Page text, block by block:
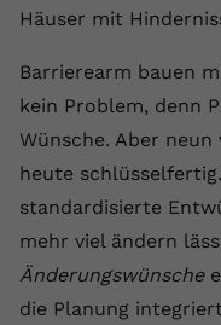
Häuser mit
Barrierearm bauen
kein Problem, denn
Wünsche. Aber
heute
standardisierte
mehr viel ändern
Änderungswünsche
die Planung
Zweck
hat.
Zweck
_gcl au
Anbieter
Laufzeit 90
Zweck
Wird
Cookie-
Externe Inhalte
Wir verwenden auf
um Ihnen zusätzliche
Name vuid
Anbieter
Laufzeit 2
Cookie-